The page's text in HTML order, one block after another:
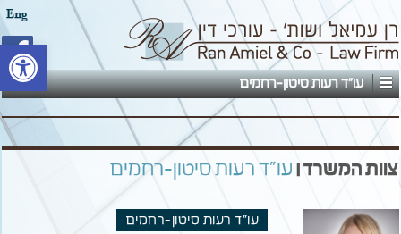
פתח
עו"ד רעות סיטון-רחמים
Eng
צוות המשרד |עו"ד רעות סיטון-רחמים
עו"ד רעות סיטון-רחמים